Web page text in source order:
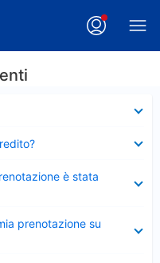
è stata
prenotazione su